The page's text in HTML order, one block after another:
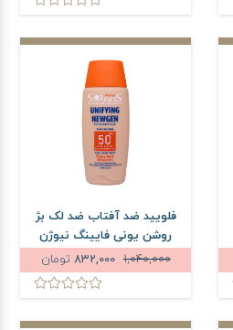
فلویید ضد آفتاب ضد لک بژ
روشن یونی فایینگ نیوژن
آردن سولاریس SPF50 حجم
75 میلی لیتر
1,040,000
832,000 تومان